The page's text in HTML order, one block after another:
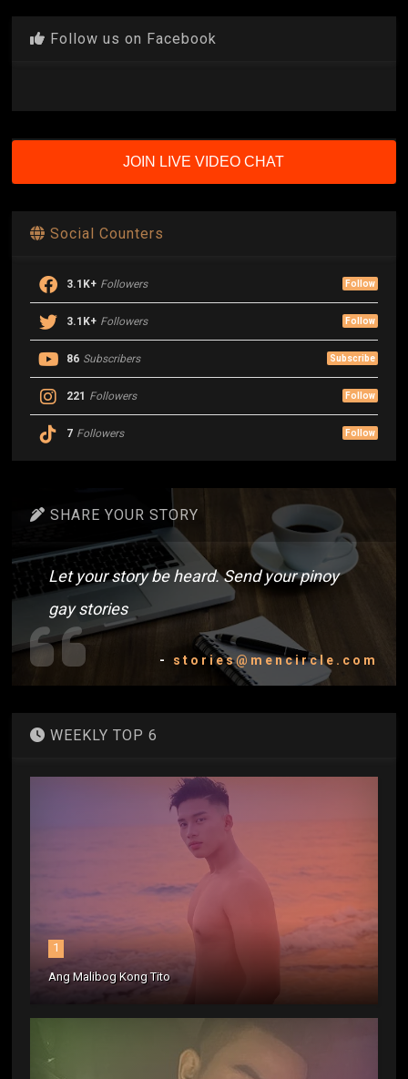
Follow us on Facebook
JOIN LIVE VIDEO CHAT
Social Counters
3.1K+ Followers Follow
3.1K+ Followers Follow
86 Subscribers Subscribe
221 Followers Follow
7 Followers Follow
SHARE YOUR STORY
Let your story be heard. Send your pinoy
gay stories
- stories@mencircle.com
WEEKLY TOP 6
1
Ang Malibog Kong Tito